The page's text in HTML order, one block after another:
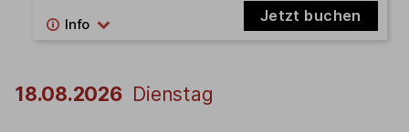
Jetzt buchen
18.08.2026 Dienstag